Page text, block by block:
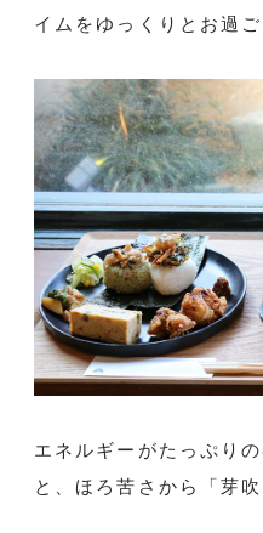
イムをゆっくりとお過ご
エネルギーがたっぷり
と、ほろ苦さから「芽